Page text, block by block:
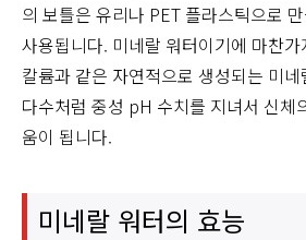
의 보틀은 유리나 PET 플라스틱으로
사용됩니다. 미네랄 워터이기에 마찬
칼륨과 같은 자연적으로 생성되는 미
다수처럼 중성 pH 수치를 지녀서 신체
움이 됩니다.
미네랄 워터의 효능